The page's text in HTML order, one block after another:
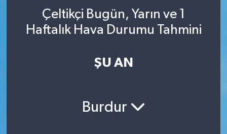
Çeltikçi Bugün, Yarın ve 1
Haftalık Hava Durumu Tahmini
ŞU AN
Burdur